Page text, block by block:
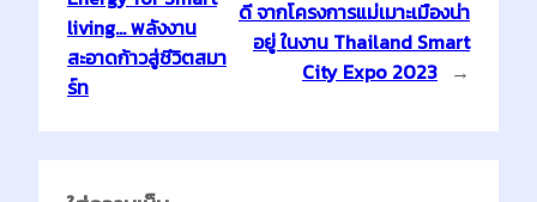
living… พลังงาน
สะอาดก้าวสู่ชีวิตสมา
ร์ท
ดี จากโครงการแม่เมาะเมืองน่า
อยู่ ในงาน Thailand Smart
City Expo 2023 →